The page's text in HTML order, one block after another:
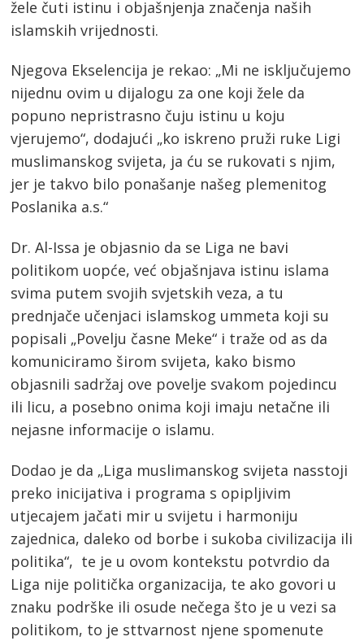
žele čuti istinu i objašnjenja značenja naših
islamskih vrijednosti.
Njegova Ekselencija je rekao: „Mi ne isključujemo
nijednu ovim u dijalogu za one koji žele da
popuno nepristrasno čuju istinu u koju
vjerujemo“, dodajući „ko iskreno pruži ruke Ligi
muslimanskog svijeta, ja ću se rukovati s njim,
jer je takvo bilo ponašanje našeg plemenitog
Poslanika a.s.“
Dr. Al-Issa je objasnio da se Liga ne bavi
politikom uopće, već objašnjava istinu islama
svima putem svojih svjetskih veza, a tu
prednjače učenjaci islamskog ummeta koji su
popisali „Povelju časne Meke“ i traže od as da
komuniciramo širom svijeta, kako bismo
objasnili sadržaj ove povelje svakom pojedincu
ili licu, a posebno onima koji imaju netačne ili
nejasne informacije o islamu.
Dodao je da „Liga muslimanskog svijeta nasstoji
preko inicijativa i programa s opipljivim
utjecajem jačati mir u svijetu i harmoniju
zajednica, daleko od borbe i sukoba civilizacija ili
politika“, te je u ovom kontekstu potvrdio da
Liga nije politička organizacija, te ako govori u
znaku podrške ili osude nečega što je u vezi sa
politikom, to je sttvarnost njene spomenute